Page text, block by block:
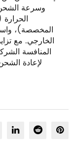
وسرعة
المخصصة)،
الخارجي. مع
المنافسة
لإعادة